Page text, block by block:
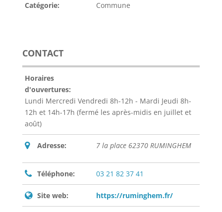
Catégorie: Commune
CONTACT
Horaires
d'ouvertures:
Lundi Mercredi Vendredi 8h-12h - Mardi Jeudi 8h-
12h et 14h-17h (fermé les après-midis en juillet et
août)
Adresse: 7 la place 62370 RUMINGHEM
Téléphone: 03 21 82 37 41
Site web: https://ruminghem.fr/